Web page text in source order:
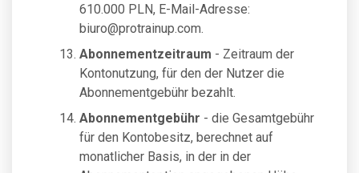
610.000 PLN, E-Mail-Adresse:
biuro@protrainup.com.
Abonnementzeitraum - Zeitraum der
Kontonutzung, für den der Nutzer die
Abonnementgebühr bezahlt.
Abonnementgebühr - die Gesamtgebühr
für den Kontobesitz, berechnet auf
monatlicher Basis, in der in der